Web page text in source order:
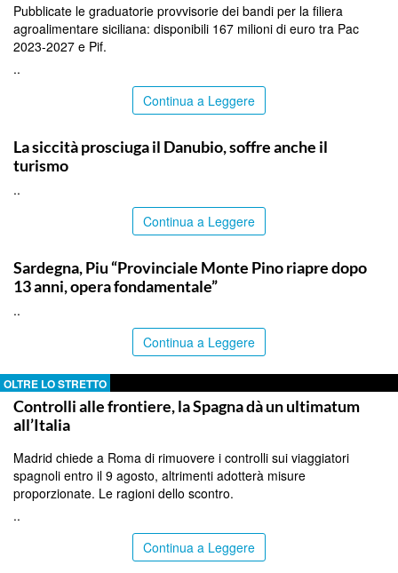
Pubblicate le graduatorie provvisorie dei bandi per la filiera
agroalimentare siciliana: disponibili 167 milioni di euro tra Pac
2023-2027 e Pif.
..
Continua a Leggere
La siccità prosciuga il Danubio, soffre anche il
turismo
..
Continua a Leggere
Sardegna, Piu “Provinciale Monte Pino riapre dopo
13 anni, opera fondamentale”
..
Continua a Leggere
OLTRE LO STRETTO
Controlli alle frontiere, la Spagna dà un ultimatum
all’Italia
Madrid chiede a Roma di rimuovere i controlli sui viaggiatori
spagnoli entro il 9 agosto, altrimenti adotterà misure
proporzionate. Le ragioni dello scontro.
..
Continua a Leggere